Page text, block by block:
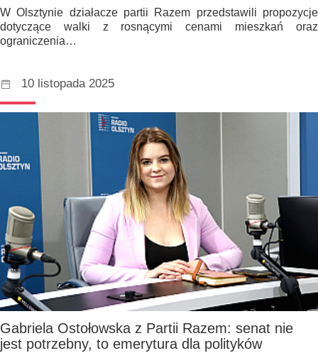
W Olsztynie działacze partii Razem przedstawili propozycje
dotyczące walki z rosnącymi cenami mieszkań oraz
ograniczenia…
10 listopada 2025
Gabriela Ostołowska z Partii Razem: senat nie
jest potrzebny, to emerytura dla polityków